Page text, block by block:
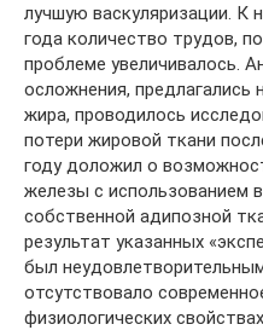
лучшую васкуляризации. К
года количество трудов,
проблеме увеличивалось.
осложнения,
жира, проводилось
потери жировой ткани
году доложил о
железы с использованием
собственной адипозной
результат указанных
был
отсутствовало
физиологических